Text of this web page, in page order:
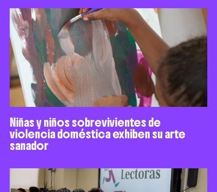
Niñas y niños sobrevivientes de
violencia doméstica exhiben su arte
sanador